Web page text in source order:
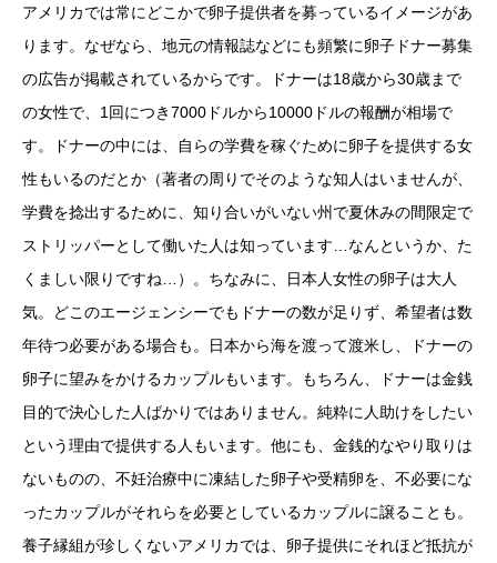
アメリカでは常にどこかで卵子提供者を募っているイメージがあ
ります。なぜなら、地元の情報誌などにも頻繁に卵子ドナー募集
の広告が掲載されているからです。ドナーは18歳から30歳まで
の女性で、1回につき7000ドルから10000ドルの報酬が相場で
す。ドナーの中には、自らの学費を稼ぐために卵子を提供する女
性もいるのだとか（著者の周りでそのような知人はいませんが、
学費を捻出するために、知り合いがいない州で夏休みの間限定で
ストリッパーとして働いた人は知っています…なんというか、た
くましい限りですね…）。ちなみに、日本人女性の卵子は大人
気。どこのエージェンシーでもドナーの数が足りず、希望者は数
年待つ必要がある場合も。日本から海を渡って渡米し、ドナーの
卵子に望みをかけるカップルもいます。もちろん、ドナーは金銭
目的で決心した人ばかりではありません。純粋に人助けをしたい
という理由で提供する人もいます。他にも、金銭的なやり取りは
ないものの、不妊治療中に凍結した卵子や受精卵を、不必要にな
ったカップルがそれらを必要としているカップルに譲ることも。
養子縁組が珍しくないアメリカでは、卵子提供にそれほど抵抗が